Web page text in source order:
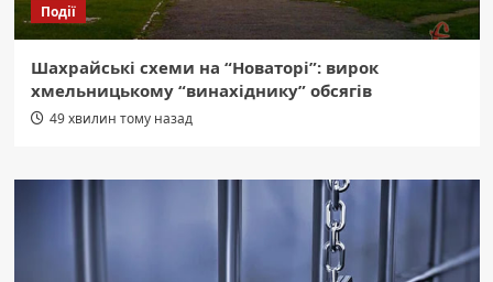
Події
Шахрайські схеми на “Новаторі”: вирок
хмельницькому “винахіднику” обсягів
49 хвилин тому назад